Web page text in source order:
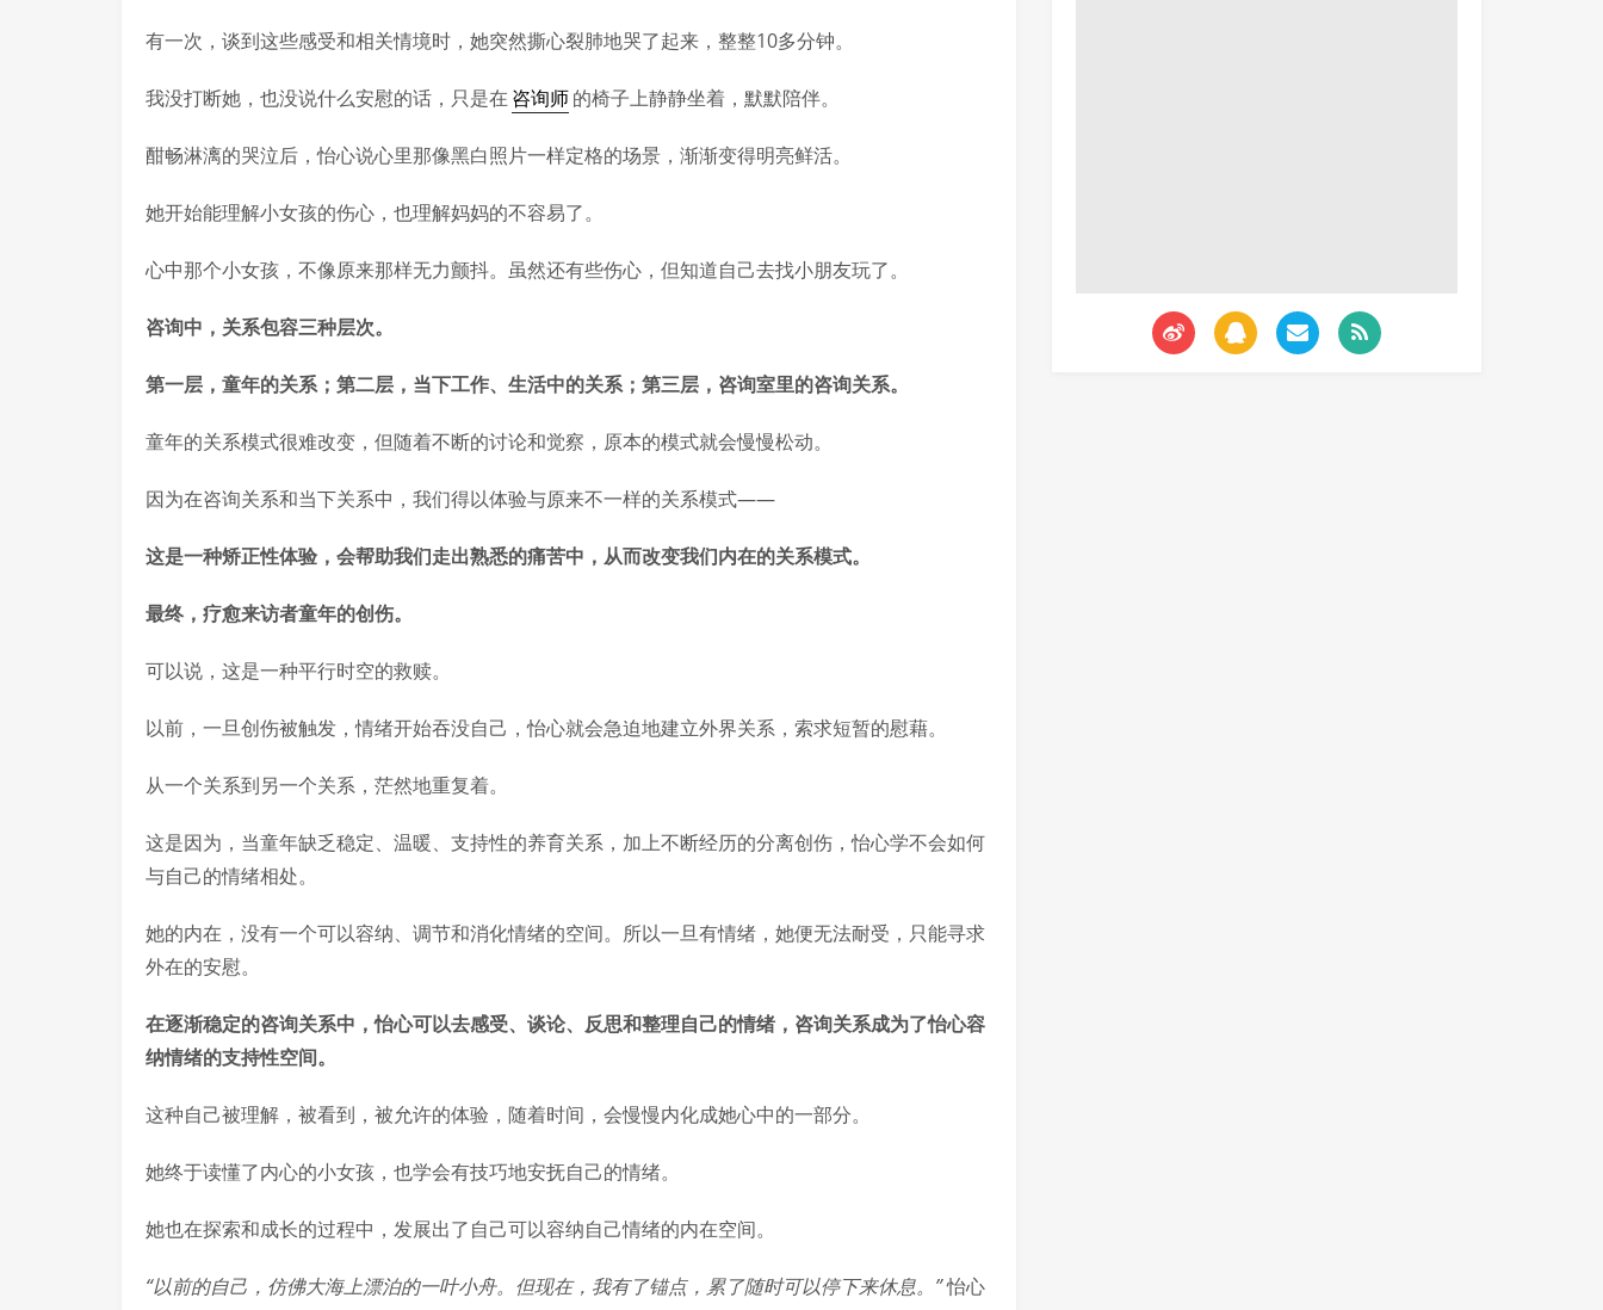
有一次，谈到这些感受和相关情境时，她突然撕心裂肺地哭了起来，整整10多分钟。
我没打断她，也没说什么安慰的话，只是在 咨询师的椅子上静静坐着，默默陪伴。
酣畅淋漓的哭泣后，怡心说心里那像黑白照片一样定格的场景，渐渐变得明亮鲜活。
她开始能理解小女孩的伤心，也理解妈妈的不容易了。
心中那个小女孩，不像原来那样无力颤抖。虽然还有些伤心，但知道自己去找小朋友玩了。
咨询中，关系包容三种层次。
第一层，童年的关系；第二层，当下工作、生活中的关系；第三层，咨询室里的咨询关系。
童年的关系模式很难改变，但随着不断的讨论和觉察，原本的模式就会慢慢松动。
因为在咨询关系和当下关系中，我们得以体验与原来不一样的关系模式——
这是一种矫正性体验，会帮助我们走出熟悉的痛苦中，从而改变我们内在的关系模式。
最终，疗愈来访者童年的创伤。
可以说，这是一种平行时空的救赎。
以前，一旦创伤被触发，情绪开始吞没自己，怡心就会急迫地建立外界关系，索求短暂的慰藉。
从一个关系到另一个关系，茫然地重复着。
这是因为，当童年缺乏稳定、温暖、支持性的养育关系，加上不断经历的分离创伤，怡心学不会如何
与自己的情绪相处。
她的内在，没有一个可以容纳、调节和消化情绪的空间。所以一旦有情绪，她便无法耐受，只能寻求
外在的安慰。
在逐渐稳定的咨询关系中，怡心可以去感受、谈论、反思和整理自己的情绪，咨询关系成为了怡心容
纳情绪的支持性空间。
这种自己被理解，被看到，被允许的体验，随着时间，会慢慢内化成她心中的一部分。
她终于读懂了内心的小女孩，也学会有技巧地安抚自己的情绪。
她也在探索和成长的过程中，发展出了自己可以容纳自己情绪的内在空间。
“以前的自己，仿佛大海上漂泊的一叶小舟。但现在，我有了锚点，累了随时可以停下来休息。”怡心